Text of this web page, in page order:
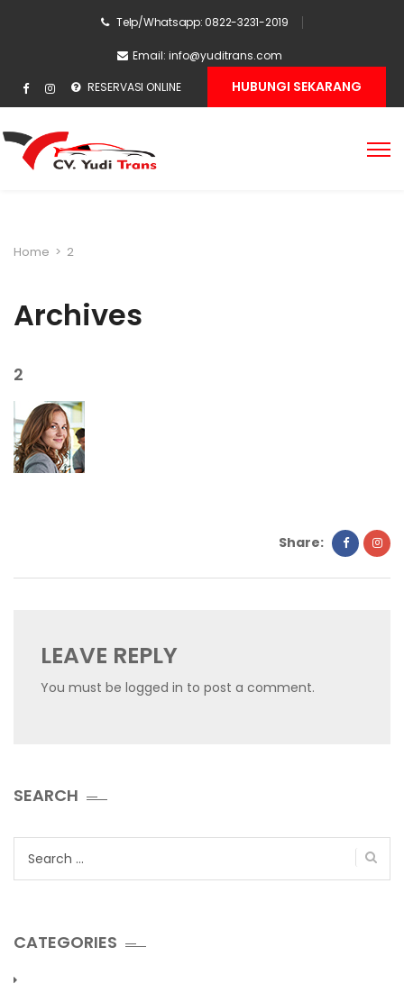
Telp/Whatsapp: 0822-3231-2019
Email: info@yuditrans.com
RESERVASI ONLINE HUBUNGI SEKARANG
Home > 2
Archives
2
Share:
LEAVE REPLY
You must be logged in to post a comment.
SEARCH
CATEGORIES